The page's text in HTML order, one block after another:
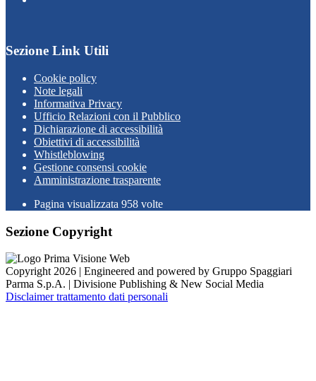
Sezione Link Utili
Cookie policy
Note legali
Informativa Privacy
Ufficio Relazioni con il Pubblico
Dichiarazione di accessibilità
Obiettivi di accessibilità
Whistleblowing
Gestione consensi cookie
Amministrazione trasparente
Pagina visualizzata 958 volte
Sezione Copyright
Copyright 2026 | Engineered and powered by Gruppo Spaggiari
Parma S.p.A. | Divisione Publishing & New Social Media
Disclaimer trattamento dati personali